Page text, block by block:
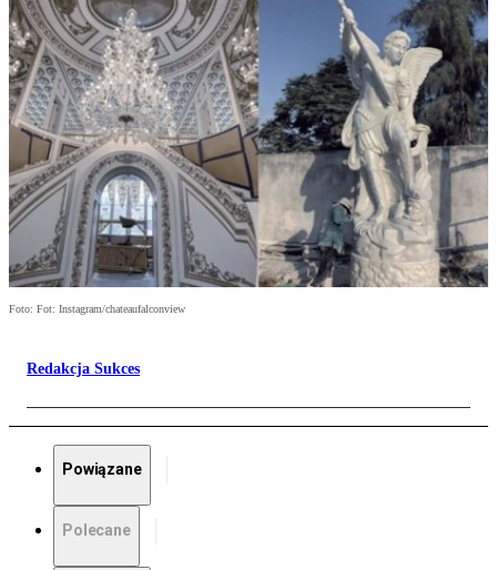
Foto: Fot: Instagram/chateaufalconview
Redakcja Sukces
Powiązane
Polecane